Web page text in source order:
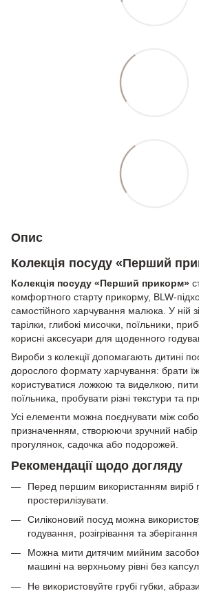
Опис
Колекція посуду «Перший
Колекція посуду «Перший прикорм»
комфортного старту прикорму, BLW-
самостійного харчування малюка. У ній
тарілки, глибокі мисочки, поїльники,
корисні аксесуари для щоденного
Вироби з колекції допомагають дитині
дорослого формату харчування: брати
користуватися ложкою та виделкою,
поїльника, пробувати різні текстури та
Усі елементи можна поєднувати між
призначенням, створюючи зручний
прогулянок, садочка або подорожей.
Рекомендації щодо догляду
Перед першим використанням виріб
простерилізувати.
Силіконовий посуд можна
годування, розігрівання та зберігання
Можна мити дитячим мийним
машині на верхньому рівні без
Не використовуйте грубі губки,